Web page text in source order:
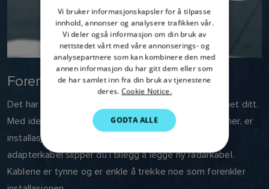
Forenklet installasjon
Det har aldri vært enklere å oppgradere radarsystemet ditt.
Med identisk monteringshull som tidligere generasjoner, er
installasjonen lekende lett. Og med valgfri Quantum
adapterkabel slipper du i tillegg å legge ny radarkabel.
Kablene er tynne og er enkle å trekke noe som forenkler
DANISH
ITALIAN
SWEDISH
GERMAN
SPANISH
Vi bruker informasjonskapsler for å tilpasse
innhold, annonser og analysere trafikken vår.
Vi deler også informasjon om din bruk av
nettstedet vårt med våre annonserings- og
analysepartnere som kan kombinere den med
annen informasjon du har gitt dem eller som
de har samlet inn fra din bruk av tjenestene
deres. Cookie Notice.
GODTA ALLE